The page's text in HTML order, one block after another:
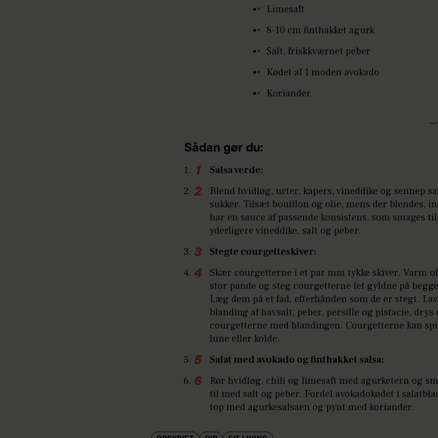
Limesaft
8-10 cm finthakket agurk
Salt, friskkværnet peber
Kødet af 1 moden avokado
Koriander
Sådan gør du:
Salsa verde:
Blend hvidløg, urter, kapers, vineddike og sennep
sukker. Tilsæt bouillon og olie, mens der blendes,
har en sauce af passende konsistens, som smages
yderligere vineddike, salt og peber.
Stegte courgetteskiver:
Skær courgetterne i et par mm tykke skiver. Varm
stor pande og steg courgetterne let gyldne på
Læg dem på et fad, efterhånden som de er stegt.
blanding af havsalt, peber, persille og pistacie, drys
courgetterne med blandingen. Courgetterne kan
lune eller kolde.
Salat med avokado og finthakket salsa:
Rør hvidløg, chili og limesaft med agurketern og
til med salt og peber. Fordel avokadokødet i
top med agurkesalsaen og pynt med koriander.